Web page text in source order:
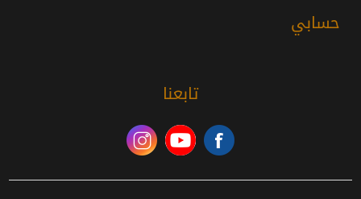
حسابي
تابعنا